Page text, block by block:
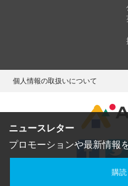
ニュースレター
プロモーションや最新情報
購読
個人情報の取扱いについて